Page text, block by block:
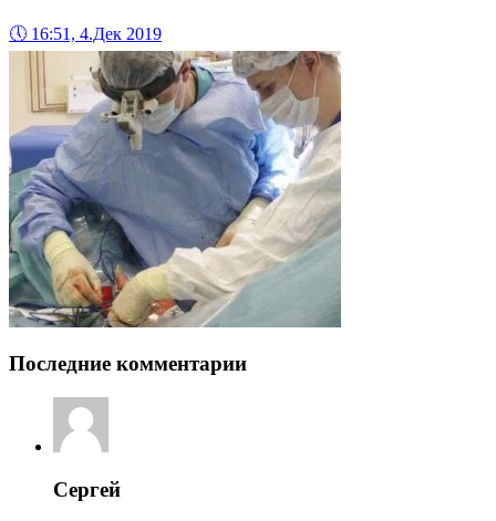
🕔 16:51, 4.Дек 2019
Последние комментарии
Сергей